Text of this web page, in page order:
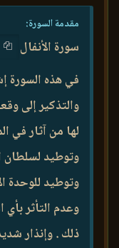
مقدمة السورة:
سورة الأنفال
في هذه السورة
والتذكير إلى
لها من آثار في
وتوطيد لسلطان
وتوطيد للوحدة
وعدم التأثر
ذلك . وإنذار